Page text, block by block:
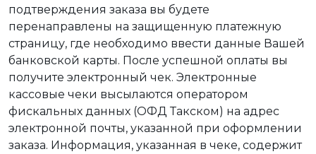
подтверждения заказа вы будете
перенаправлены на защищенную платежную
страницу, где необходимо ввести данные Вашей
банковской карты. После успешной оплаты вы
получите электронный чек. Электронные
кассовые чеки высылаются оператором
фискальных данных (ОФД Такском) на адрес
электронной почты, указанной при оформлении
заказа. Информация, указанная в чеке, содержит